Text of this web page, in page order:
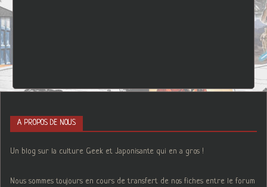
A PROPOS DE NOUS
Un blog sur la culture Geek et Japonisante qui en a gros !
Nous sommes toujours en cours de transfert de nos fiches entre le forum